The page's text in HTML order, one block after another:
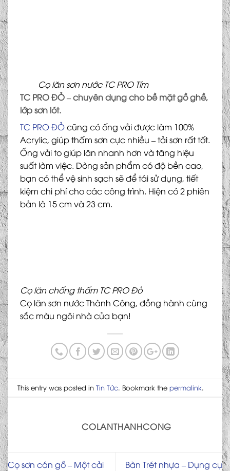
Cọ lăn sơn nước TC PRO Tím
TC PRO ĐỎ – chuyên dụng cho bề mặt gồ ghề,
lớp sơn lót.
TC PRO ĐỎcũng có ống vải được làm 100%
Acrylic, giúp thấm sơn cực nhiều – tải sơn rất tốt.
Ống vải to giúp lăn nhanh hơn và tăng hiệu
suất làm việc. Dòng sản phẩm có độ bền cao,
bạn có thể vệ sinh sạch sẽ để tái sử dụng, tiết
kiệm chi phí cho các công trình. Hiện có 2 phiên
bản là 15 cm và 23 cm.
Cọ lăn chống thấm TC PRO Đỏ
Cọ lăn sơn nước Thành Công, đồng hành cùng
sắc màu ngôi nhà của bạn!
This entry was posted inTin Tức. Bookmark thepermalink.
COLANTHANHCONG
Cọ sơn cán gỗ – Một cải
Bàn Trét nhựa – Dụng cụ